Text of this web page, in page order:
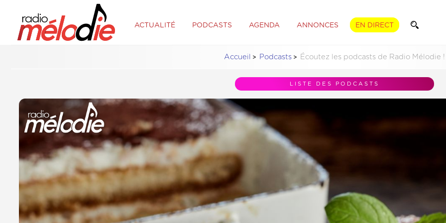
ACTUALITÉ PODCASTS AGENDA ANNONCES EN DIRECT
Accueil Podcasts Écoutez les podcasts de Radio Mélodie !
LISTE DES PODCASTS